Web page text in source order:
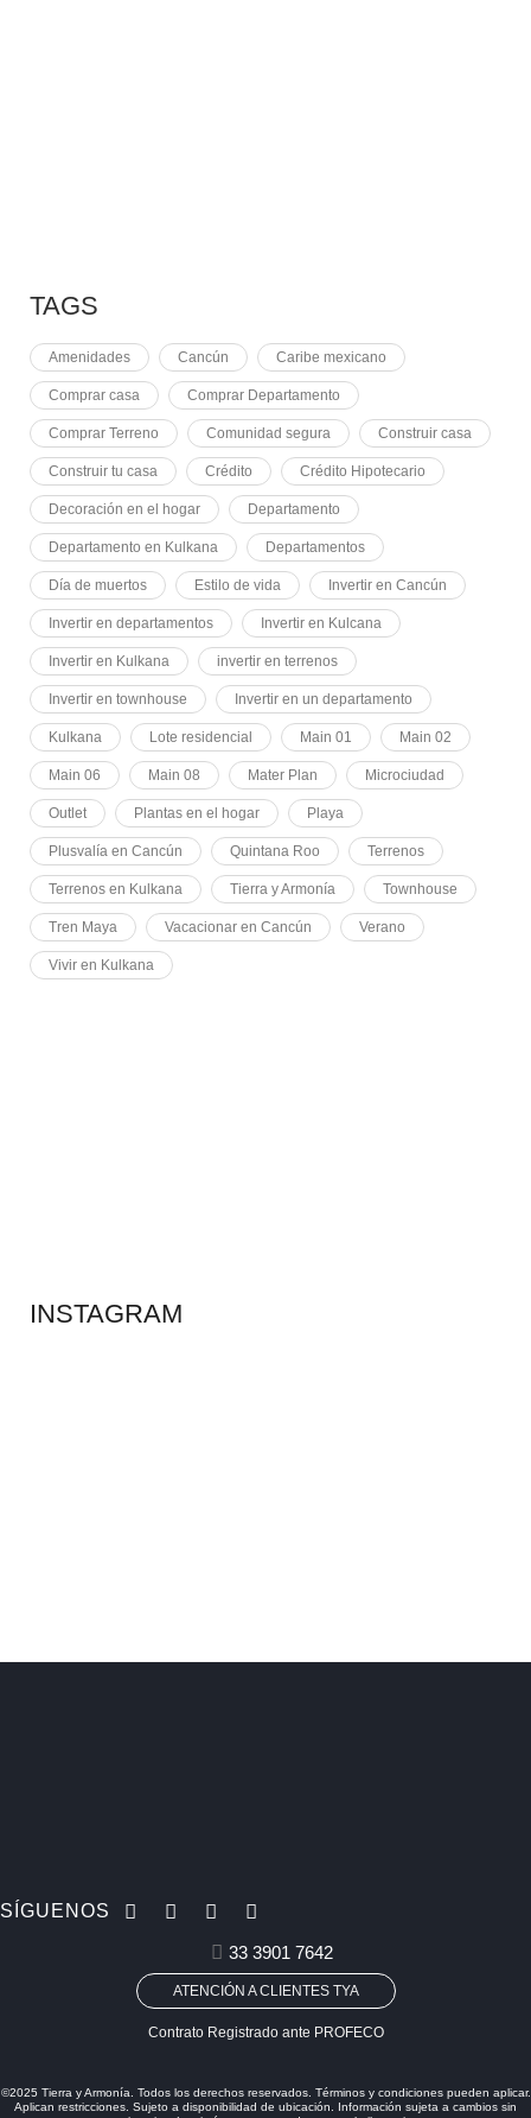
TAGS
Amenidades Cancún Caribe mexicano
Comprar casa Comprar Departamento
Comprar Terreno Comunidad segura Construir casa
Construir tu casa Crédito Crédito Hipotecario
Decoración en el hogar Departamento
Departamento en Kulkana Departamentos
Día de muertos Estilo de vida Invertir en Cancún
Invertir en departamentos Invertir en Kulcana
Invertir en Kulkana invertir en terrenos
Invertir en townhouse Invertir en un departamento
Kulkana Lote residencial Main 01 Main 02
Main 06 Main 08 Mater Plan Microciudad
Outlet Plantas en el hogar Playa
Plusvalía en Cancún Quintana Roo Terrenos
Terrenos en Kulkana Tierra y Armonía Townhouse
Tren Maya Vacacionar en Cancún Verano
Vivir en Kulkana
INSTAGRAM
SÍGUENOS
33 3901 7642
ATENCIÓN A CLIENTES TYA
Contrato Registrado ante PROFECO
©2025 Tierra y Armonía. Todos los derechos reservados. Términos y condiciones pueden aplicar.
Aplican restricciones. Sujeto a disponibilidad de ubicación. Información sujeta a cambios sin